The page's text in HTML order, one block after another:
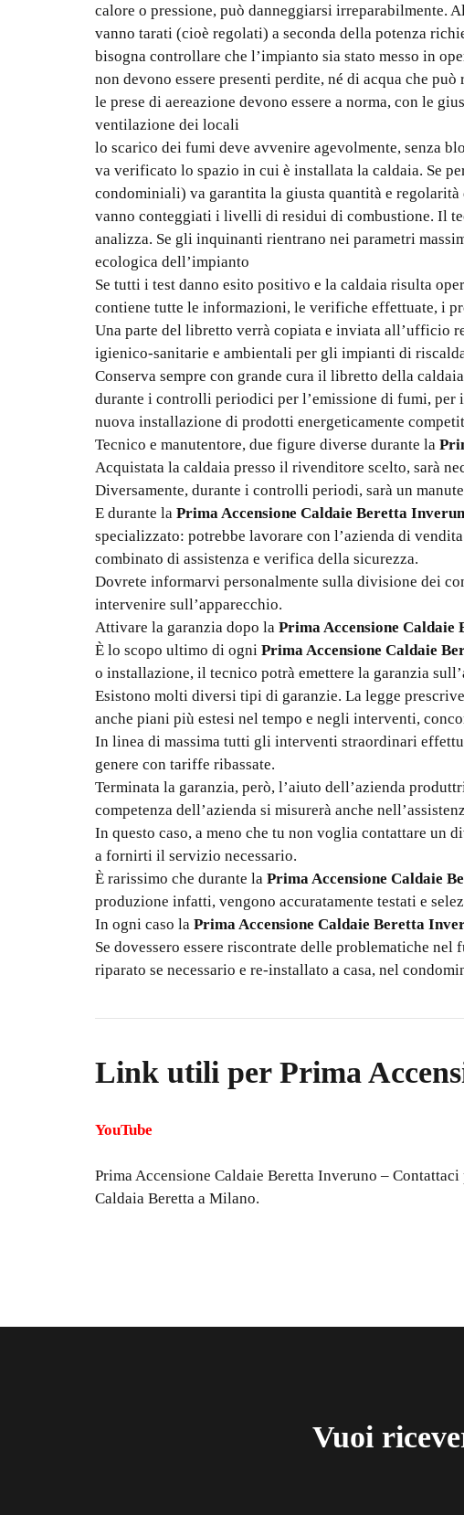
calore o pressione, può danneggiarsi irreparabilmente.
vanno tarati (cioè regolati) a seconda della potenza
bisogna controllare che l’impianto sia stato messo in
non devono essere presenti perdite, né di acqua che
le prese di aereazione devono essere a norma, con le
ventilazione dei locali
lo scarico dei fumi deve avvenire agevolmente, senza
va verificato lo spazio in cui è installata la caldaia. Se
condominiali) va garantita la giusta quantità e
vanno conteggiati i livelli di residui di combustione. Il
analizza. Se gli inquinanti rientrano nei parametri
ecologica dell’impianto
Se tutti i test danno esito positivo e la caldaia risulta
contiene tutte le informazioni, le verifiche effettuate, i
Una parte del libretto verrà copiata e inviata all’ufficio
igienico-sanitarie e ambientali per gli impianti di
Conserva sempre con grande cura il libretto della
durante i controlli periodici per l’emissione di fumi,
nuova installazione di prodotti energeticamente
Tecnico e manutentore, due figure diverse durante la
Acquistata la caldaia presso il rivenditore scelto, sarà
Diversamente, durante i controlli periodi, sarà un
E durante la Prima Accensione Caldaie Beretta
specializzato: potrebbe lavorare con l’azienda di
combinato di assistenza e verifica della sicurezza.
Dovrete informarvi personalmente sulla divisione dei
intervenire sull’apparecchio.
Attivare la garanzia dopo la Prima Accensione Caldaie
È lo scopo ultimo di ogni Prima Accensione Caldaie
o installazione, il tecnico potrà emettere la garanzia
Esistono molti diversi tipi di garanzie. La legge
anche piani più estesi nel tempo e negli interventi,
In linea di massima tutti gli interventi straordinari
genere con tariffe ribassate.
Terminata la garanzia, però, l’aiuto dell’azienda
competenza dell’azienda si misurerà anche
In questo caso, a meno che tu non voglia contattare un
a fornirti il servizio necessario.
È rarissimo che durante la Prima Accensione Caldaie
produzione infatti, vengono accuratamente testati e
In ogni caso la Prima Accensione Caldaie Beretta
Se dovessero essere riscontrate delle problematiche
riparato se necessario e re-installato a casa, nel
Link utili per Prima
YouTube
Prima Accensione Caldaie Beretta Inveruno – Contattaci
Caldaia Beretta a Milano.
Vuoi